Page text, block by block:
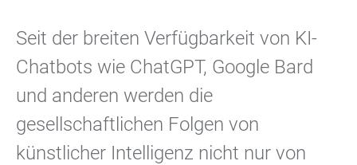
Seit der breiten Verfügbarkeit von KI-
Chatbots wie ChatGPT, Google Bard
und anderen werden die
gesellschaftlichen Folgen von
künstlicher Intelligenz nicht nur von